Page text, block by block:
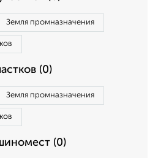
Земля промназначения
(0)
Земля промназначения
(0)